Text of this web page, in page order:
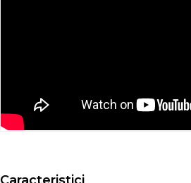
este un brand spaniol de
huselor pentru mobilier. Creativitatea,